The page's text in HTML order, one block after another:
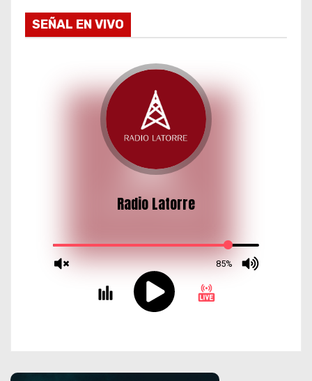
r
a
SEÑAL EN VIVO